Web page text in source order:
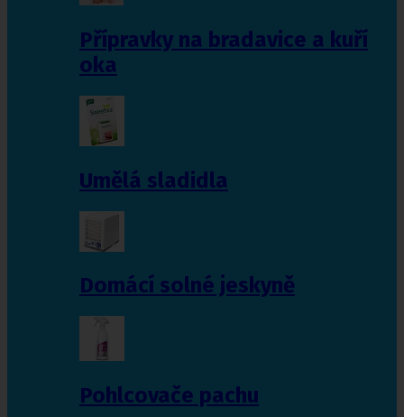
Přípravky na bradavice a kuří
oka
Umělá sladidla
Domácí solné jeskyně
Pohlcovače pachu